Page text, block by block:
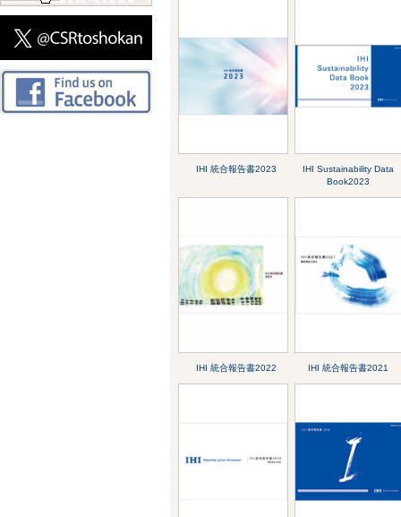
IHI 統合報告書2023
IHI Sustainability Data
Book2023
IHI 統合報告書2022 IHI 統合報告書2021